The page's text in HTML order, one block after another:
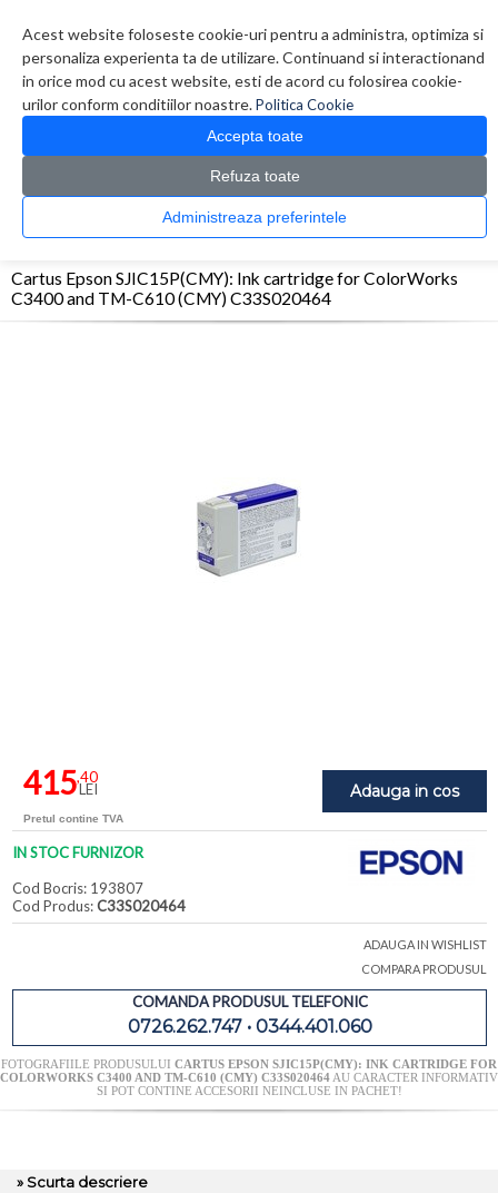
Acest website foloseste cookie-uri pentru a administra, optimiza si
personaliza experienta ta de utilizare. Continuand si interactionand
in orice mod cu acest website, esti de acord cu folosirea cookie-
urilor conform conditiilor noastre.Politica Cookie
Accepta toate
Refuza toate
Administreaza preferintele
0 produs(e)
CATALOG PRODUSE
Consumabile originale > Inkjet > Cartus Epson SJIC15P(CMY): Ink
Cartus Epson SJIC15P(CMY): Ink cartridge for ColorWorks
C3400 and TM-C610 (CMY) C33S020464
Adauga in cos
415,40
LEI
Pretul contine TVA
IN STOC FURNIZOR
Cod Bocris: 193807
Cod Produs:C33S020464
ADAUGA IN WISHLIST
COMPARA PRODUSUL
COMANDA PRODUSUL TELEFONIC
0726.262.747 • 0344.401.060
FOTOGRAFIILE PRODUSULUI CARTUS EPSON SJIC15P(CMY): INK CARTRIDGE FOR
COLORWORKS C3400 AND TM-C610 (CMY) C33S020464AU CARACTER INFORMATIV
SI POT CONTINE ACCESORII NEINCLUSE IN PACHET!
» Scurta descriere